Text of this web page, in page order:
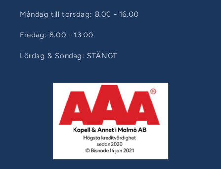
Måndag till torsdag: 8.00 - 16.00
Fredag: 8.00 - 13.00
Lördag & Söndag: STÄNGT